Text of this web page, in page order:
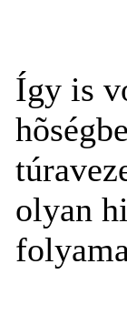
Így is
olyan